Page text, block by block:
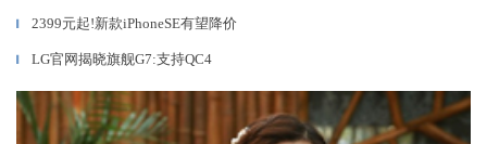
▎ 2399元起!新款iPhoneSE有望降价
▎ LG官网揭晓旗舰G7:支持QC4